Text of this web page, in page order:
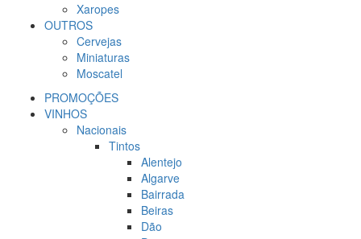
Xaropes
OUTROS
Cervejas
Miniaturas
Moscatel
PROMOÇÕES
VINHOS
Nacionais
Tintos
Alentejo
Algarve
Bairrada
Beiras
Dão